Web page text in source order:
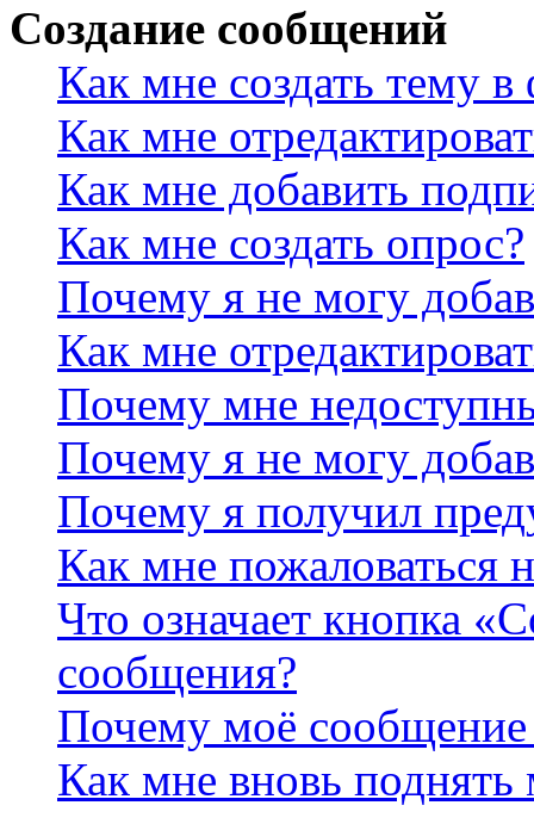
Создание сообщений
Как мне создать тему
Как мне
Как мне добавить
Как мне создать опрос?
Почему я не могу
Как мне
Почему мне
Почему я не могу
Почему я получил
Как мне пожаловаться
Что означает кнопка
сообщения?
Почему моё сообщение
Как мне вновь